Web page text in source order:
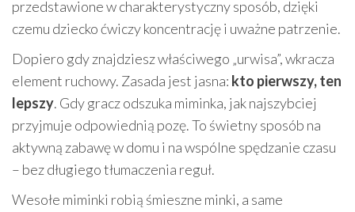
przedstawione w charakterystyczny sposób, dzięki
czemu dziecko ćwiczy koncentrację i uważne patrzenie.
Dopiero gdy znajdziesz właściwego „urwisa”, wkracza
element ruchowy. Zasada jest jasna: kto pierwszy, ten
lepszy. Gdy gracz odszuka miminka, jak najszybciej
przyjmuje odpowiednią pozę. To świetny sposób na
aktywną zabawę w domu i na wspólne spędzanie czasu
– bez długiego tłumaczenia reguł.
Wesołe miminki robią śmieszne minki, a same